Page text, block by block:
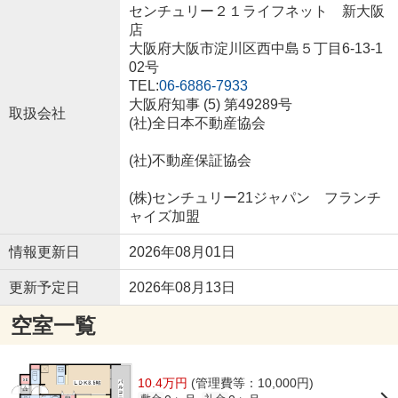
取扱会社
センチュリー２１ライフネット 新大阪
店
大阪府大阪市淀川区西中島５丁目6-13-1
02号
TEL:06-6886-7933
大阪府知事 (5) 第49289号
(社)全日本不動産協会
(社)不動産保証協会
(株)センチュリー21ジャパン フランチ
ャイズ加盟
情報更新日 2026年08月01日
更新予定日 2026年08月13日
空室一覧
10.4万円 (管理費等：10,000円)